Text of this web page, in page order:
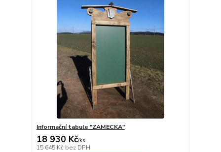
Informační tabule "ZAMECKA"
18 930 Kč/ks
15 645 Kč bez DPH